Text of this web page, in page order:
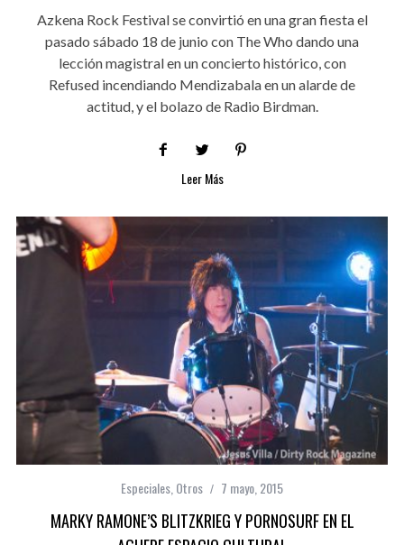
Azkena Rock Festival se convirtió en una gran fiesta el
pasado sábado 18 de junio con The Who dando una
lección magistral en un concierto histórico, con
Refused incendiando Mendizabala en un alarde de
actitud, y el bolazo de Radio Birdman.
Leer Más
Especiales Otros 7 mayo, 2015
MARKY RAMONE’S BLITZKRIEG Y PORNOSURF EN EL